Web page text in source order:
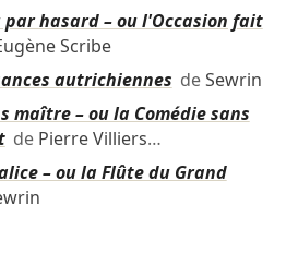
par hasard – ou l'Occasion fait
Scribe
autrichiennes deSewrin
maître – ou la Comédie sans
de Pierre Villiers…
– ou la Flûte du Grand